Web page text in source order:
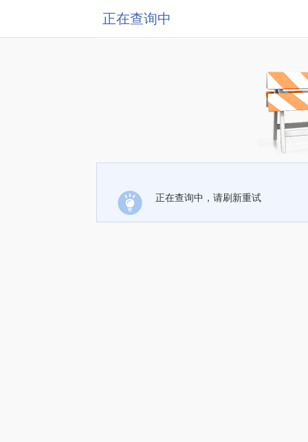
正在查询中
正在查询中，请刷新重试